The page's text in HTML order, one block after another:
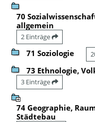
70
allgemein
2 Einträge
71 Soziologie
73 Ethnologie,
3 Einträge
74 Geographie,
Städtebau